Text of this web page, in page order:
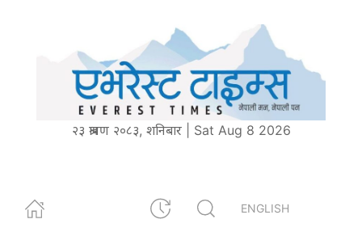
२३ श्रावण २०८३, शनिबार | Sat Aug 8 2026
ENGLISH